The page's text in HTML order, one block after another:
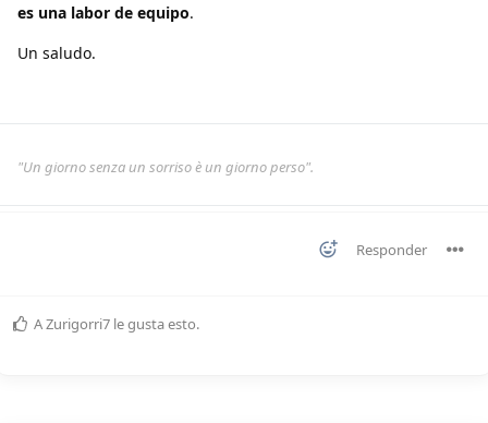
es una labor de equipo.
Un saludo.
"Un giorno senza un sorriso è un giorno perso".
Responder
AZurigorri7 le gusta esto.